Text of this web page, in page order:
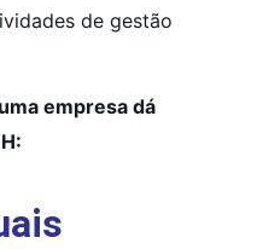
de gestão
empresa dá